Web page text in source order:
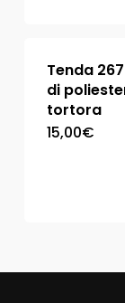
Tenda
di
tortora
15,00€